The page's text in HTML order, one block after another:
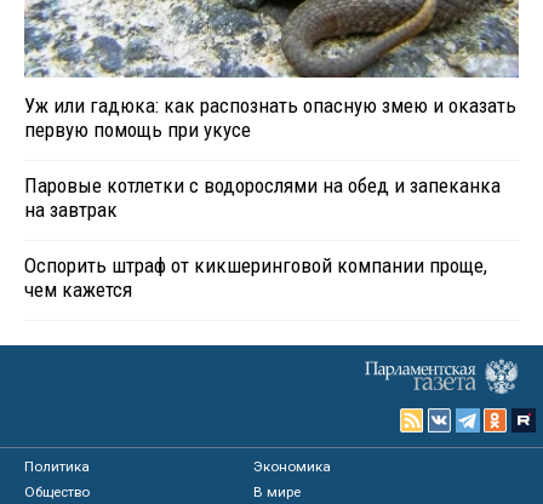
Уж или гадюка: как распознать опасную змею и оказать
первую помощь при укусе
Паровые котлетки с водорослями на обед и запеканка
на завтрак
Оспорить штраф от кикшеринговой компании проще,
чем кажется
Политика
Экономика
Общество
В мире